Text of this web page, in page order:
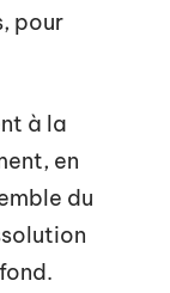
pour
à la
en
du